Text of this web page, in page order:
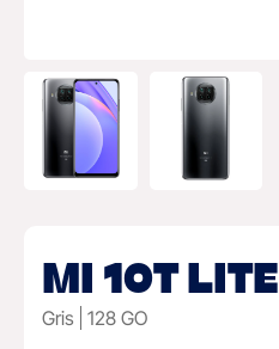
MI 10T LITE
Gris 128 GO